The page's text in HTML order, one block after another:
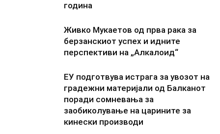
година
Живко Мукаетов од прва рака за
берзанскиот успех и идните
перспективи на „Алкалоид“
ЕУ подготвува истрага за увозот на
градежни материјали од Балканот
поради сомневања за
заобиколување на царините за
кинески производи